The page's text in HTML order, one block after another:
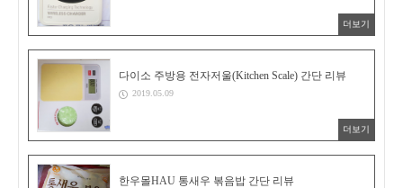
더보기
다이소 주방용 전자저울(Kitchen Scale) 간단 리뷰
2019.05.09
더보기
한우몰HAU 통새우 볶음밥 간단 리뷰